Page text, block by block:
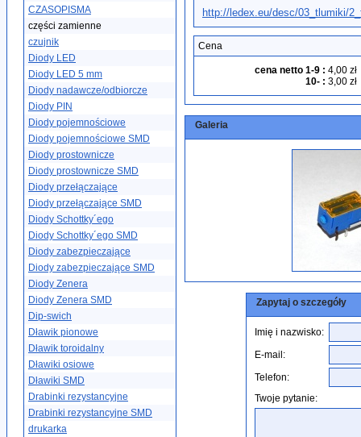
CZASOPISMA
części zamienne
czujnik
Diody LED
Diody LED 5 mm
Diody nadawcze/odbiorcze
Diody PIN
Diody pojemnościowe
Diody pojemnościowe SMD
Diody prostownicze
Diody prostownicze SMD
Diody przełączające
Diody przełączające SMD
Diody Schottky´ego
Diody Schottky´ego SMD
Diody zabezpieczające
Diody zabezpieczające SMD
Diody Zenera
Diody Zenera SMD
Dip-swich
Dławik pionowe
Dławik toroidalny
Dławiki osiowe
Dławiki SMD
Drabinki rezystancyjne
Drabinki rezystancyjne SMD
drukarka
http://ledex.eu/desc/03_tlumiki/
Cena
cena netto 1-9 : 4,00 zł
10- : 3,00 zł
Galeria
Zapytaj o szczegóły
Imię i nazwisko:
E-mail:
Telefon:
Twoje pytanie: